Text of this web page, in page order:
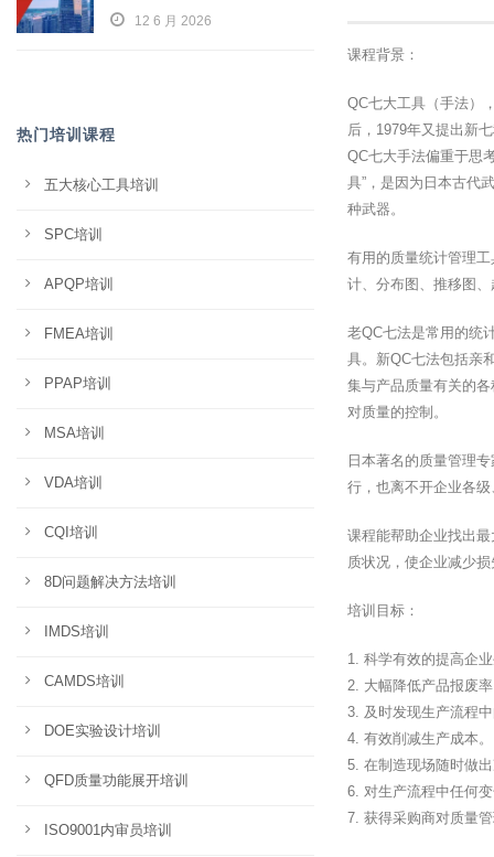
课程背景：
QC七大工具（手法）
后，1979年又提出新
QC七大手法偏重于思
具”，是因为日本古代
种武器。
有用的质量统计管理
计、分布图、推移图
老QC七法是常用的统
具。新QC七法包括亲
集与产品质量有关的
对质量的控制。
日本著名的质量管理
行，也离不开企业各
课程能帮助企业找出
质状况，使企业减少
培训目标：
1. 科学有效的提高企
2. 大幅降低产品报废
3. 及时发现生产流程
4. 有效削减生产成本。
5. 在制造现场随时做
6. 对生产流程中任何
7. 获得采购商对质量
12 6 月 2026
热门培训课程
五大核心工具培训
SPC培训
APQP培训
FMEA培训
PPAP培训
MSA培训
VDA培训
CQI培训
8D问题解决方法培训
IMDS培训
CAMDS培训
DOE实验设计培训
QFD质量功能展开培训
ISO9001内审员培训